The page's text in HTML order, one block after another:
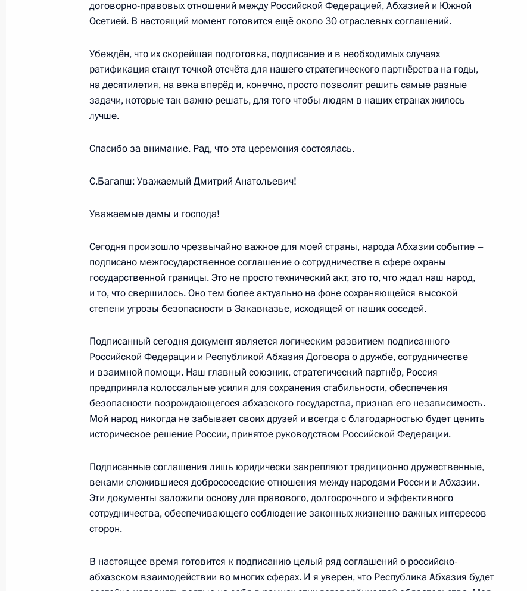
Стенографический отчёт о встрече с ветеранами Великой
Отечественной войны – Героями Советского Союза
6 мая 2009 года, среда
Встреча с председателем Союза кинематографистов Никитой
Стенографический отчёт о встрече с российскими студентами –
6 мая 2009 года, 15:15 Московская область, Барвиха
5 мая 2009 года, вторник
налоговой службы Михаилом Мокрецовым
5 мая 2009 года, 16:40 Московская область, Горки
Стенографический отчёт о встрече с активом партии
«Справедливая Россия»
4 мая 2009 года, понедельник
Социально-экономическую ситуацию в Томской области
Крессом
договорно-правовых отношений между Российской Федерацией, Абхазией и Южной
Осетией. В настоящий момент готовится ещё около 30 отраслевых соглашений.
Убеждён, что их скорейшая подготовка, подписание и в необходимых случаях
ратификация станут точкой отсчёта для нашего стратегического партнёрства на годы,
на десятилетия, на века вперёд и, конечно, просто позволят решить самые разные
задачи, которые так важно решать, для того чтобы людям в наших странах жилось
лучше.
Спасибо за внимание. Рад, что эта церемония состоялась.
С.Багапш: Уважаемый Дмитрий Анатольевич!
Уважаемые дамы и господа!
Сегодня произошло чрезвычайно важное для моей страны, народа Абхазии событие –
подписано межгосударственное соглашение о сотрудничестве в сфере охраны
государственной границы. Это не просто технический акт, это то, что ждал наш народ,
и то, что свершилось. Оно тем более актуально на фоне сохраняющейся высокой
степени угрозы безопасности в Закавказье, исходящей от наших соседей.
Подписанный сегодня документ является логическим развитием подписанного
Российской Федерации и Республикой Абхазия Договора о дружбе, сотрудничестве
и взаимной помощи. Наш главный союзник, стратегический партнёр, Россия
предприняла колоссальные усилия для сохранения стабильности, обеспечения
безопасности возрождающегося абхазского государства, признав его независимость.
Мой народ никогда не забывает своих друзей и всегда с благодарностью будет ценить
историческое решение России, принятое руководством Российской Федерации.
Подписанные соглашения лишь юридически закрепляют традиционно дружественные,
веками сложившиеся добрососедские отношения между народами России и Абхазии.
Эти документы заложили основу для правового, долгосрочного и эффективного
сотрудничества, обеспечивающего соблюдение законных жизненно важных интересов
сторон.
В настоящее время готовится к подписанию целый ряд соглашений о российско-
абхазском взаимодействии во многих сферах. И я уверен, что Республика Абхазия будет